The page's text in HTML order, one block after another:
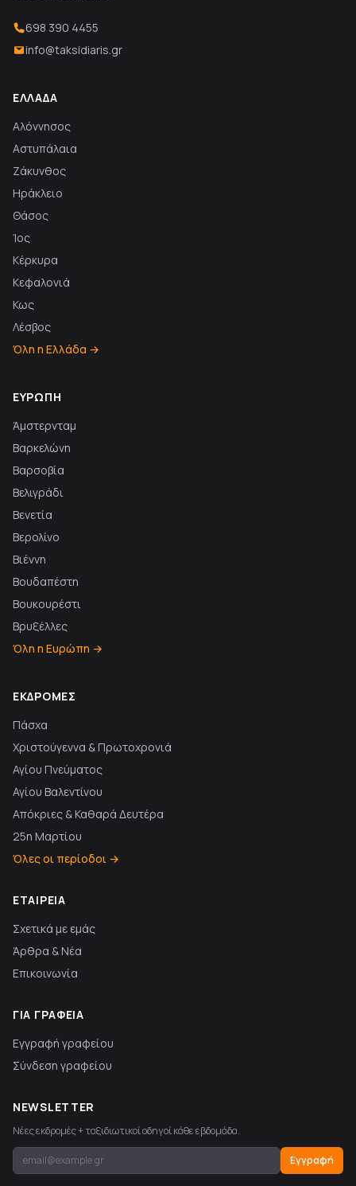
698 390 4455
info@taksidiaris.gr
ΕΛΛΆΔΑ
Αλόννησος
Αστυπάλαια
Ζάκυνθος
Ηράκλειο
Θάσος
Ίος
Κέρκυρα
Κεφαλονιά
Κως
Λέσβος
Όλη η Ελλάδα →
ΕΥΡΏΠΗ
Άμστερνταμ
Βαρκελώνη
Βαρσοβία
Βελιγράδι
Βενετία
Βερολίνο
Βιέννη
Βουδαπέστη
Βουκουρέστι
Βρυξέλλες
Όλη η Ευρώπη →
ΕΚΔΡΟΜΈΣ
Πάσχα
Χριστούγεννα & Πρωτοχρονιά
Αγίου Πνεύματος
Αγίου Βαλεντίνου
Απόκριες & Καθαρά Δευτέρα
25η Μαρτίου
Όλες οι περίοδοι →
ΕΤΑΙΡΕΊΑ
Σχετικά με εμάς
Άρθρα & Νέα
Επικοινωνία
ΓΙΑ ΓΡΑΦΕΊΑ
Εγγραφή γραφείου
Σύνδεση γραφείου
NEWSLETTER
Νέες εκδρομές + ταξιδιωτικοί οδηγοί κάθε εβδομάδα.
Εγγραφή